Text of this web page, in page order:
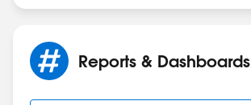
Reports & Dashboards